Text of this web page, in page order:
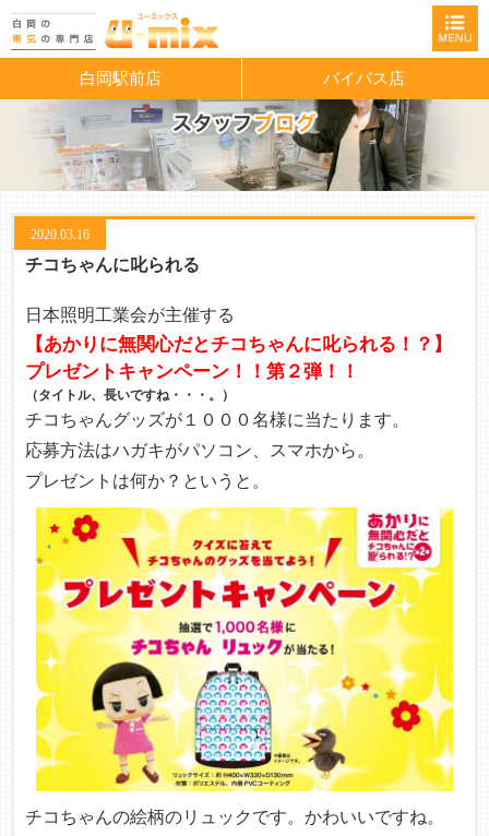
白岡駅前店 バイパス店
2020.03.16
チコちゃんに叱られる
日本照明工業会が主催する
【あかりに無関心だとチコちゃんに叱られる！？】
プレゼントキャンペーン！！第２弾！！
（タイトル、長いですね・・・。）
チコちゃんグッズが１０００名様に当たります。
応募方法はハガキがパソコン、スマホから。
プレゼントは何か？というと。
チコちゃんの絵柄のリュックです。かわいいですね。